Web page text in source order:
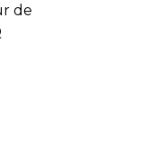
de